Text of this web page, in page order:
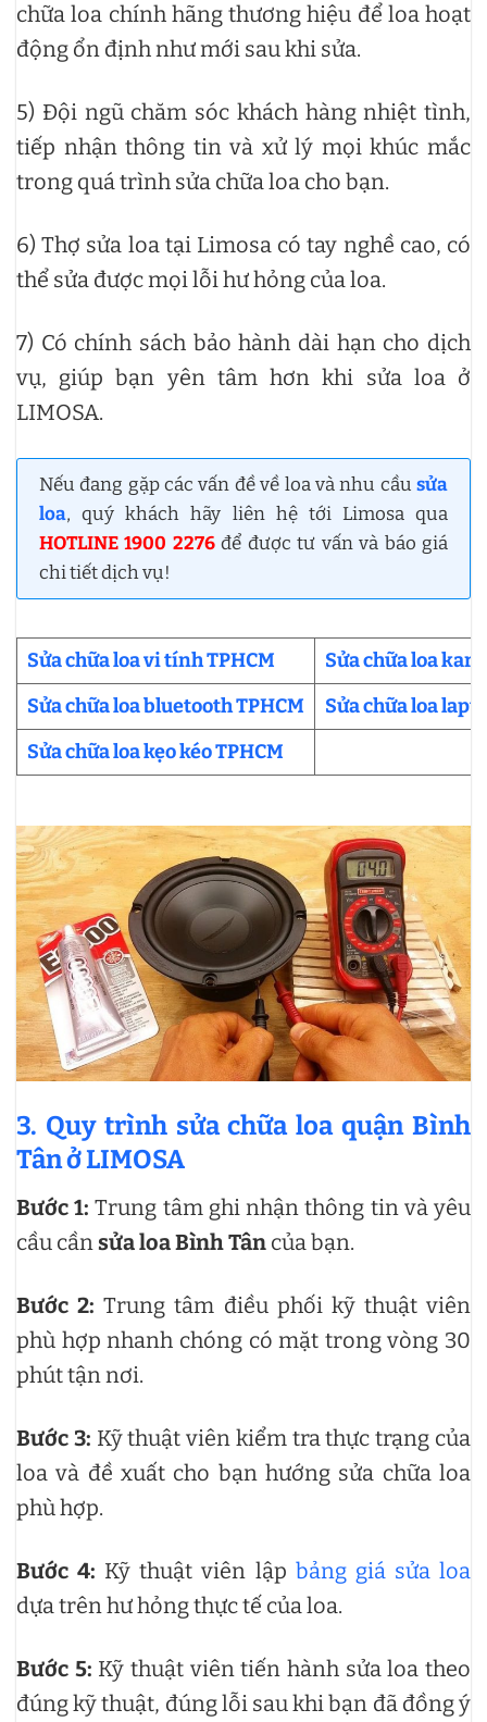
chữa loa chính hãng thương hiệu để loa hoạt
động ổn định như mới sau khi sửa.
5) Đội ngũ chăm sóc khách hàng nhiệt tình,
tiếp nhận thông tin và xử lý mọi khúc mắc
trong quá trình sửa chữa loa cho bạn.
6) Thợ sửa loa tại Limosa có tay nghề cao, có
thể sửa được mọi lỗi hư hỏng của loa.
7) Có chính sách bảo hành dài hạn cho dịch
vụ, giúp bạn yên tâm hơn khi sửa loa ở
LIMOSA.
Nếu đang gặp các vấn đề về loa và nhu cầu sửa
loa, quý khách hãy liên hệ tới Limosa qua
HOTLINE 1900 2276để được tư vấn và báo giá
chi tiết dịch vụ!
Sửa chữa loa vi tính TPHCM
Sửa chữa loa
Sửa chữa loa bluetooth TPHCM
Sửa chữa loa
Sửa chữa loa kẹo kéo TPHCM
3. Quy trình sửa chữa loa quận Bình
Tân ở LIMOSA
Bước 1: Trung tâm ghi nhận thông tin và yêu
cầu cầnsửa loa Bình Tân của bạn.
Bước 2: Trung tâm điều phối kỹ thuật viên
phù hợp nhanh chóng có mặt trong vòng 30
phút tận nơi.
Bước 3: Kỹ thuật viên kiểm tra thực trạng của
loa và đề xuất cho bạn hướng sửa chữa loa
phù hợp.
Bước 4: Kỹ thuật viên lập bảng giá sửa loa
dựa trên hư hỏng thực tế của loa.
Bước 5: Kỹ thuật viên tiến hành sửa loa theo
đúng kỹ thuật, đúng lỗi sau khi bạn đã đồng ý